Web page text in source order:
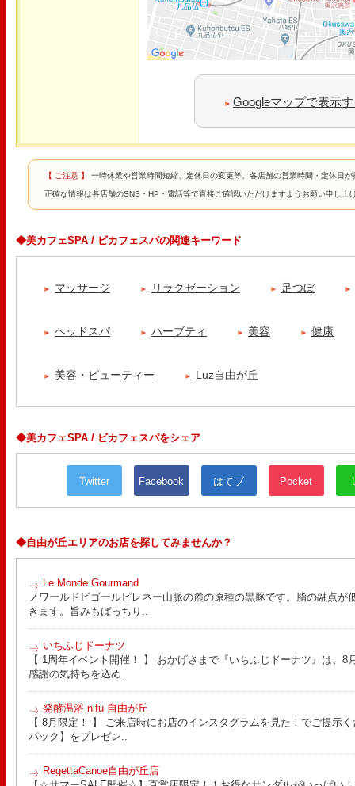
Googleマップで表示
【 ご注意 】 一時休業や営業時間短縮、定休日の変更等、各店舗の営業時間・定休日
正確な情報は各店舗のSNS・HP・電話等で直接ご確認いただけますようお願い申し上
◆美カフェSPA / ビカフェスパの関連キーワード
マッサージ リラクゼーション 足つぼ
ヘッドスパ ハーブティ 美容 健康
美容・ビューティー Luz自由が丘
◆美カフェSPA / ビカフェスパをシェア
Twitter Facebook はてブ Pocket
◆自由が丘エリアのお店を探してみませんか？
Le Monde Gourmand
ノワールドビゴールピレネー山脈の麓の原種の黒豚です。脂の融点が
きます。旨みもばっちり..
いちふじドーナツ
【 1周年イベント開催！ 】 おかげさまで『いちふじドーナツ』は、8
感謝の気持ちを込め..
発酵温浴 nifu 自由が丘
【 8月限定！ 】 ご来店時にお店のインスタグラムを見た！でご提示
パック】をプレゼン..
RegettaCanoe自由が丘店